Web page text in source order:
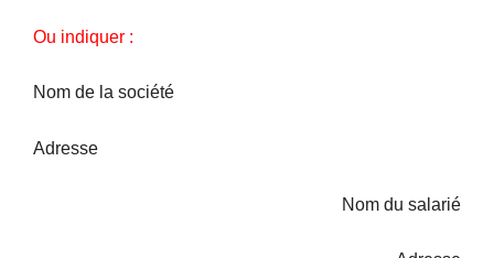
Ou indiquer :
Nom de la société
Adresse
Nom du salarié